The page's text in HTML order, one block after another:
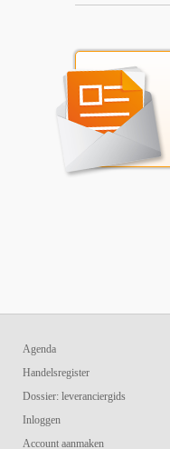
Agenda
Handelsregister
Dossier: leveranciergids
Inloggen
Account aanmaken